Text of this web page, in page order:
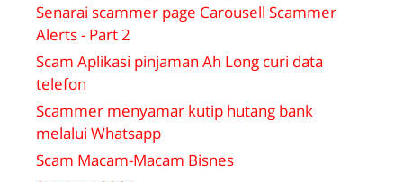
Senarai scammer page Carousell Scammer
Alerts - Part 2
Scam Aplikasi pinjaman Ah Long curi data
telefon
Scammer menyamar kutip hutang bank
melalui Whatsapp
Scam Macam-Macam Bisnes